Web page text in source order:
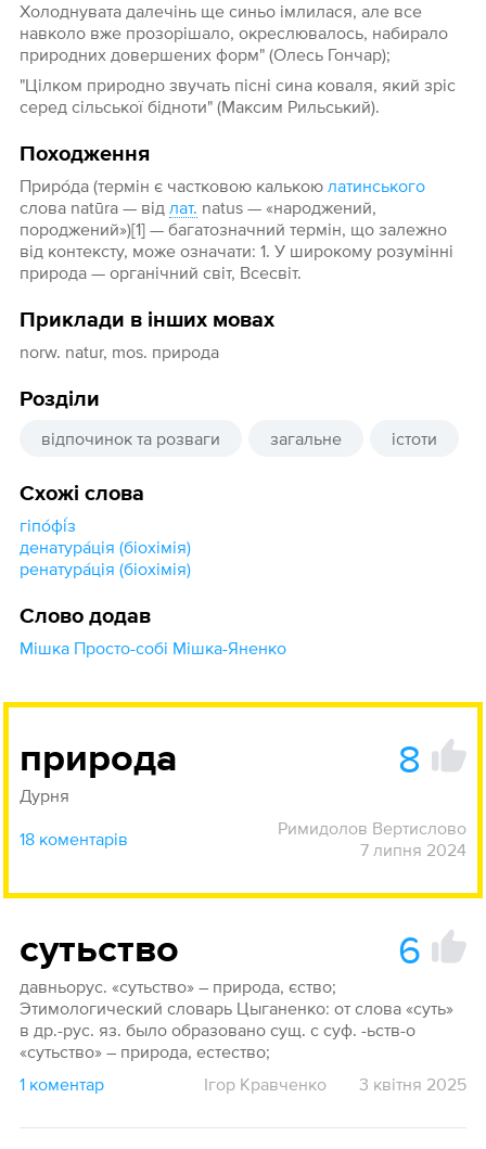
Холоднувата далечінь ще синьо імлилася, але все
навколо вже прозорішало, окреслювалось, набирало
природних довершених форм" (Олесь Гончар);
"Цілком природно звучать пісні сина коваля, який зріс
серед сільської бідноти" (Максим Рильський).
Походження
Приро́да (термін є частковою калькою латинського
слова natūra — від лат. natus — «народжений,
породжений»)[1] — багатозначний термін, що залежно
від контексту, може означати: 1. У широкому розумінні
природа — органічний світ, Всесвіт.
Приклади в інших мовах
norw. natur, mos. природа
Розділи
відпочинок та розваги загальне істоти
Схожі слова
гіпо́фі́з
денатура́ція (біохімія)
ренатура́ція (біохімія)
Слово додав
Мішка Просто-собі Мішка-Яненко
природа 8
Дурня
18 коментарів
Римидолов Вертислово
7 липня 2024
сутьство 6
давньорус. «сутьство» – природа, єство;
Этимологический словарь Цыганенко: от слова «суть»
в др.-рус. яз. было образовано сущ. с суф. -ьств-о
«сутьство» – природа, естество;
1 коментар
Ігор Кравченко 3 квітня 2025